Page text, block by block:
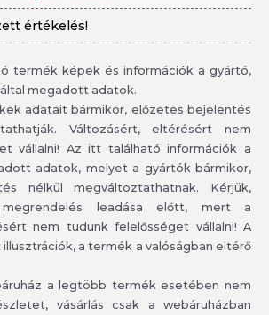
értékelés!
termék képek és információk a gyártó,
megadott adatok.
adatait bármikor, előzetes bejelentés
Változásért, eltérésért nem
vállalni! Az itt található információk a
adatok, melyet a gyártók bármikor,
nélkül megváltoztathatnak. Kérjük,
leadása előtt, mert a
nem tudunk felelősséget vállalni! A
a termék a valóságban eltérő
a legtöbb termék esetében nem
vásárlás csak a webáruházban